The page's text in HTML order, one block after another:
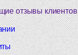
отзывы клиентов